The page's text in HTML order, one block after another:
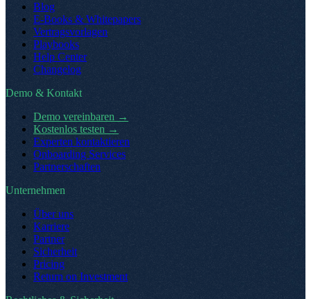
Blog
E-Books & Whitepapers
Vertragsvorlagen
Playbooks
Help Center
Changelog
Demo & Kontakt
Demo vereinbaren →
Kostenlos testen →
Experten kontaktieren
Onboarding Services
Partnerschaften
Unternehmen
Über uns
Karriere
Partner
Sicherheit
Pricing
Return on Investment